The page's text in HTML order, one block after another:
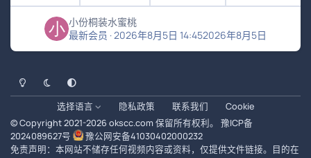
小份桐装水蜜桃
最新会员 ·2026年8月5日 14:452026年8月5日
浅色模式黑暗模式系统偏好
选择语言 隐私政策 联系我们
Cookie
© Copyright 2021-2026 okscc.com 保留所有权利。 豫ICP备
2024089627号
豫公网安备41030402000232
免责声明：本网站不储存任何视频内容或资料，仅提供文件链接。目的在